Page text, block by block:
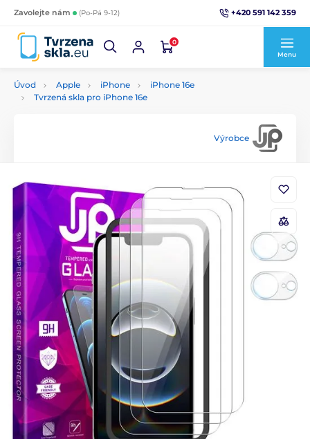
Zavolejte nám (Po-Pá 9-12) +420 591 142 359
0
Menu
Úvod Apple iPhone
iPhone 16e
Tvrzená skla pro iPhone 16e
Výrobce